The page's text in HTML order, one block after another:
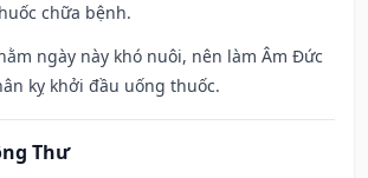
chữa bệnh.
ngày này khó nuôi, nên làm Âm Đức
kỵ khởi đầu uống thuốc.
Thư